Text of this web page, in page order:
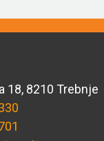
18, 8210 Trebnje